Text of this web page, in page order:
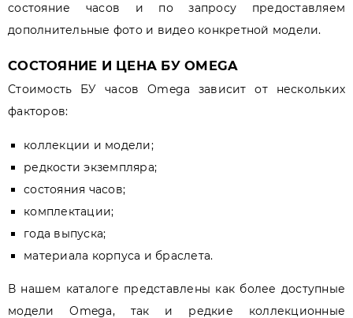
состояние часов и по запросу предоставляем
дополнительные фото и видео конкретной модели.
СОСТОЯНИЕ И ЦЕНА БУ OMEGA
Стоимость БУ часов Omega зависит от нескольких
факторов:
коллекции и модели;
редкости экземпляра;
состояния часов;
комплектации;
года выпуска;
материала корпуса и браслета.
В нашем каталоге представлены как более доступные
модели Omega, так и редкие коллекционные